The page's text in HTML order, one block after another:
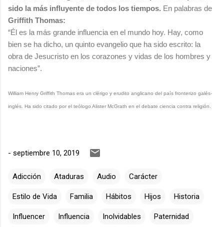
sido la más influyente de todos los tiempos. En palabras de
Griffith Thomas:
“Él es la más grande influencia en el mundo hoy. Hay, como
bien se ha dicho, un quinto evangelio que ha sido escrito: la
obra de Jesucristo en los corazones y vidas de los hombres y
naciones”.
William Henry Griffith Thomas era un clérigo y erudito anglicano del país fronterizo galés-
inglés. Ha sido citado por el teólogo Alister McGrath en el debate ciencia contra religión.
- septiembre 10, 2019
Adicción Ataduras Audio Carácter
Estilo de Vida Familia Hábitos Hijos Historia
Influencer Influencia Inolvidables Paternidad